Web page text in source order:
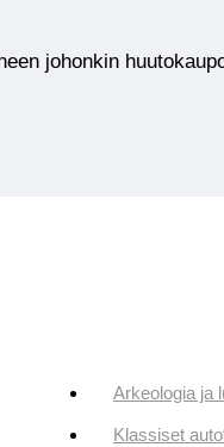
johonkin
Arkeologia ja
Klassiset